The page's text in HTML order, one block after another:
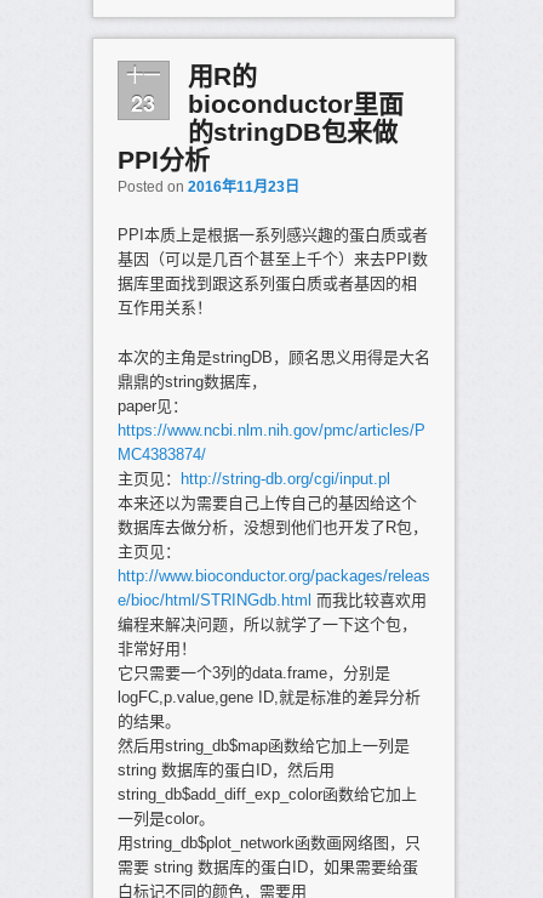
十一
23
用R的
bioconductor里面
的stringDB包来做
PPI分析
Posted on 2016年11月23日
PPI本质上是根据一系列感兴趣的蛋白质或者
基因（可以是几百个甚至上千个）来去PPI数
据库里面找到跟这系列蛋白质或者基因的相
互作用关系！
本次的主角是stringDB，顾名思义用得是大名
鼎鼎的string数据库，
paper见：
https://www.ncbi.nlm.nih.gov/pmc/articles/P
MC4383874/
主页见：
http://string-db.org/cgi/input.pl
本来还以为需要自己上传自己的基因给这个
数据库去做分析，没想到他们也开发了R包，
主页见：
http://www.bioconductor.org/packages/releas
e/bioc/html/STRINGdb.html 而我比较喜欢用
编程来解决问题，所以就学了一下这个包，
非常好用！
它只需要一个3列的data.frame，分别是
logFC,p.value,gene ID,就是标准的差异分析
的结果。
然后用string_db$map函数给它加上一列是
string 数据库的蛋白ID，然后用
string_db$add_diff_exp_color函数给它加上
一列是color。
用string_db$plot_network函数画网络图，只
需要 string 数据库的蛋白ID，如果需要给蛋
白标记不同的颜色，需要用